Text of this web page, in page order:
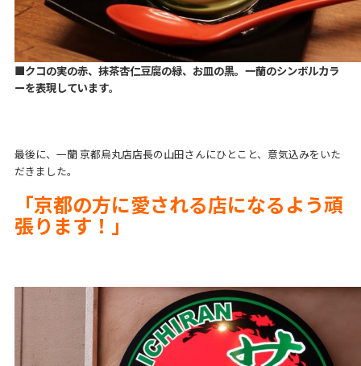
■クコの実の赤、抹茶杏仁豆腐の緑、お皿の黒。一蘭のシンボルカラ
ーを表現しています。
最後に、一蘭 京都烏丸店店長の山田さんにひとこと、意気込みをいた
だきました。
「京都の方に愛される店になるよう頑
張ります！」